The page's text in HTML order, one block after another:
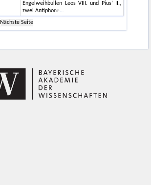
Engelweihbullen Leos VIII. und Pius’ II.,
zwei Antiphone
Nächste Seite